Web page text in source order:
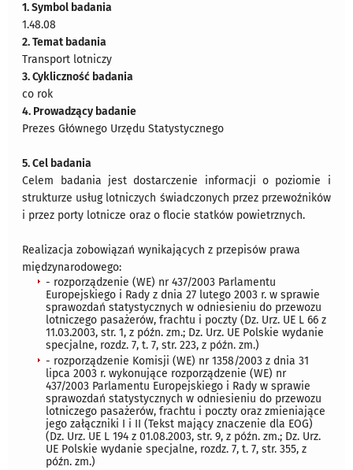
1. Symbol badania
1.48.08
2. Temat badania
Transport lotniczy
3. Cykliczność badania
co rok
4. Prowadzący badanie
Prezes Głównego Urzędu Statystycznego
5. Cel badania
Celem badania jest dostarczenie informacji o poziomie i
strukturze usług lotniczych świadczonych przez przewoźników
i przez porty lotnicze oraz o flocie statków powietrznych.
Realizacja zobowiązań wynikających z przepisów prawa
międzynarodowego:
- rozporządzenie (WE) nr 437/2003 Parlamentu
Europejskiego i Rady z dnia 27 lutego 2003 r. w sprawie
sprawozdań statystycznych w odniesieniu do przewozu
lotniczego pasażerów, frachtu i poczty (Dz. Urz. UE L 66 z
11.03.2003, str. 1, z późn. zm.; Dz. Urz. UE Polskie wydanie
specjalne, rozdz. 7, t. 7, str. 223, z późn. zm.)
- rozporządzenie Komisji (WE) nr 1358/2003 z dnia 31
lipca 2003 r. wykonujące rozporządzenie (WE) nr
437/2003 Parlamentu Europejskiego i Rady w sprawie
sprawozdań statystycznych w odniesieniu do przewozu
lotniczego pasażerów, frachtu i poczty oraz zmieniające
jego załączniki I i II (Tekst mający znaczenie dla EOG)
(Dz. Urz. UE L 194 z 01.08.2003, str. 9, z późn. zm.; Dz. Urz.
UE Polskie wydanie specjalne, rozdz. 7, t. 7, str. 355, z
późn. zm.)